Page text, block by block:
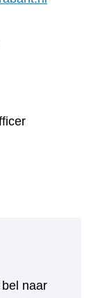
naar